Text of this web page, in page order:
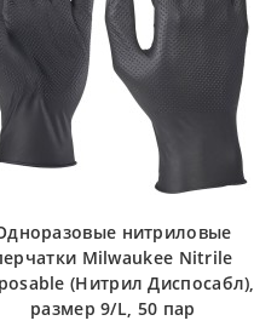
нитриловые
Milwaukee Nitrile
(Нитрил Диспосабл),
размер 9/L, 50 пар